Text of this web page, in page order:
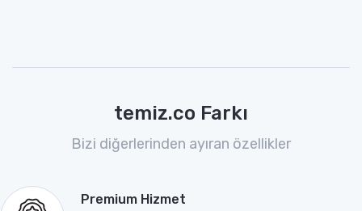
temiz.co Farkı
Bizi diğerlerinden ayıran özellikler
Premium Hizmet